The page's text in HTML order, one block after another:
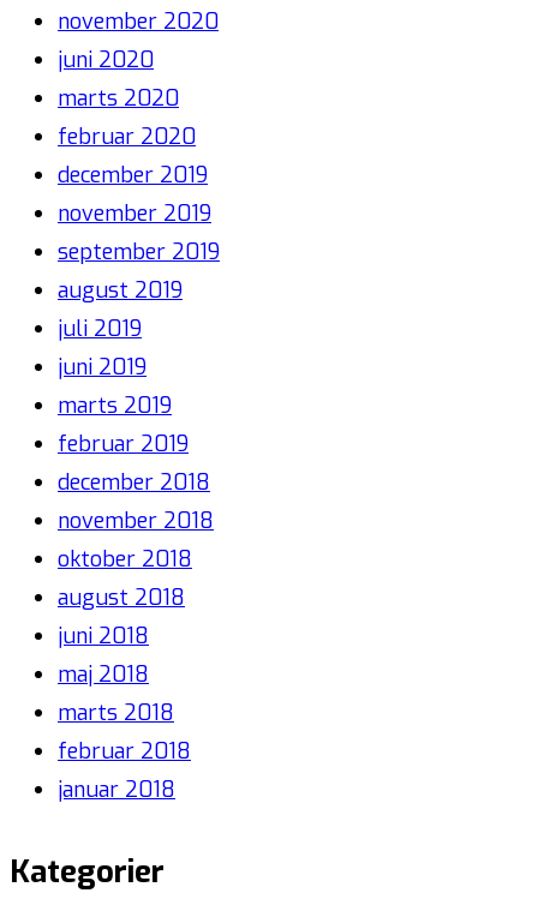
november 2020
juni 2020
marts 2020
februar 2020
december 2019
november 2019
september 2019
august 2019
juli 2019
juni 2019
marts 2019
februar 2019
december 2018
november 2018
oktober 2018
august 2018
juni 2018
maj 2018
marts 2018
februar 2018
januar 2018
Kategorier